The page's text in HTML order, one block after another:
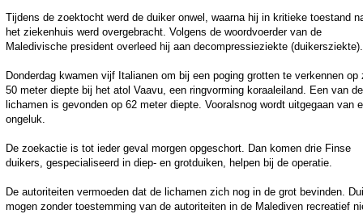
Tijdens de zoektocht werd de duiker onwel, waarna hij in kritieke toestand
het ziekenhuis werd overgebracht. Volgens de woordvoerder van de
Maledivische president overleed hij aan decompressieziekte (duikersziekte).
Donderdag kwamen vijf Italianen om bij een poging grotten te verkennen op
50 meter diepte bij het atol Vaavu, een ringvorming koraaleiland. Een van de
lichamen is gevonden op 62 meter diepte. Vooralsnog wordt uitgegaan van
ongeluk.
De zoekactie is tot ieder geval morgen opgeschort. Dan komen drie Finse
duikers, gespecialiseerd in diep- en grotduiken, helpen bij de operatie.
De autoriteiten vermoeden dat de lichamen zich nog in de grot bevinden.
mogen zonder toestemming van de autoriteiten in de Malediven recreatief